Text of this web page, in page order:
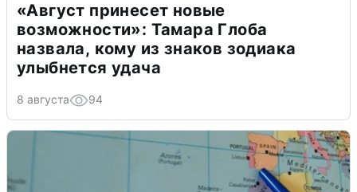
«Август принесет новые
возможности»: Тамара Глоба
назвала, кому из знаков зодиака
улыбнется удача
8 августа 94